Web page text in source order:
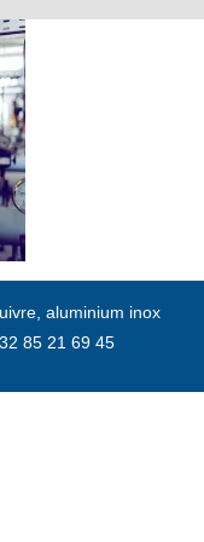
aluminium inox
85 21 69 45